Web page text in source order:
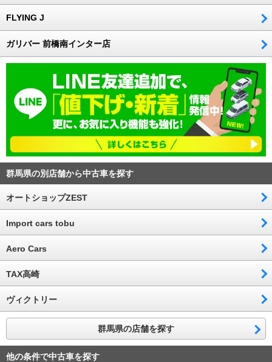
FLYING J
ガリバー 前橋南インター店
群馬県の別店舗から中古車を探す
オートショップZEST
Import cars tobu
Aero Cars
TAX高崎
ヴィクトリー
群馬県の店舗を探す
他の条件で中古車を探す